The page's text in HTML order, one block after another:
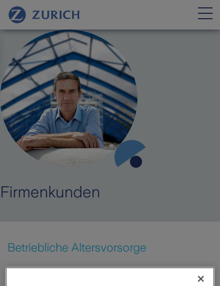
Firmenkunden
Betriebliche Altersvorsorge